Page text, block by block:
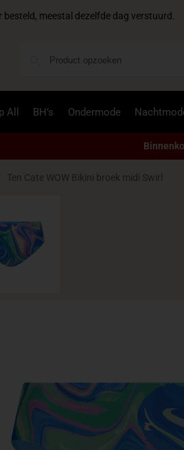
meestal dezelfde dag verstuurd.
All BH’s Ondermode
Ten Cate WOW Bikini broek midi Swirl